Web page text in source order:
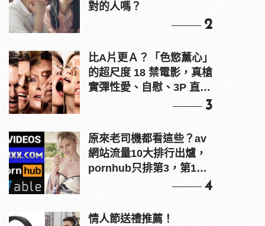
對的人嗎？
2
比A片更Ａ？「色慾薰心」
的超尺度 18 禁電影，真槍
實彈性愛、自慰、3P 直接
3
原來老司機都看這些？av
網站流量10大排行出爐，
pornhub只排第3，第1名
4
情人節送禮推薦！